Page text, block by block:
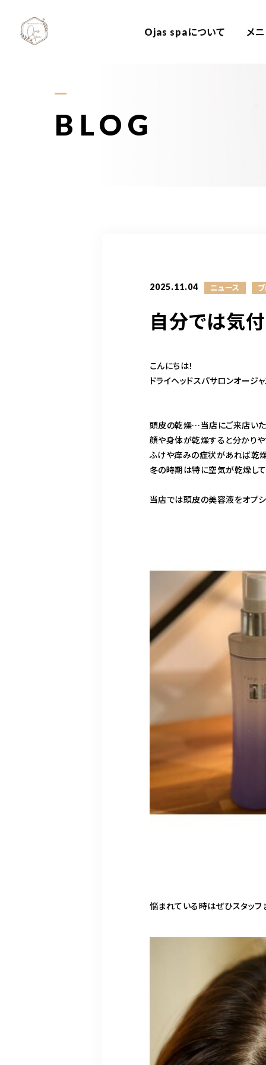
Ojas spaについて メ
BLOG
2025.11.04 ニュース
自分では気
こんにちは！
ドライヘッドスパサロンオージ
頭皮の乾燥…当店にご来店いた
顔や身体が乾燥すると分かりや
ふけや痒みの症状があれば乾
冬の時期は特に空気が乾燥して
当店では頭皮の美容液をオプ
悩まれている時はぜひスタッ